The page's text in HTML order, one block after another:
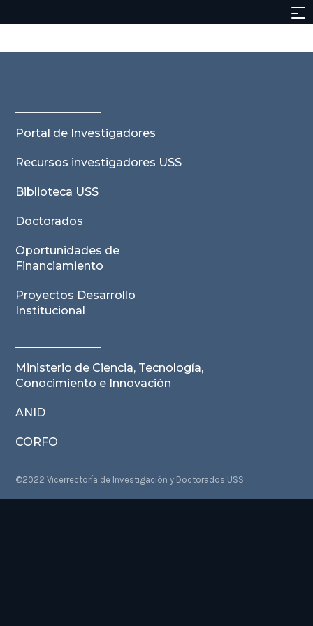
Portal de Investigadores
Recursos investigadores USS
Biblioteca USS
Doctorados
Oportunidades de
Financiamiento
Proyectos Desarrollo
Institucional
Ministerio de Ciencia, Tecnología,
Conocimiento e Innovación
ANID
CORFO
©2022 Vicerrectoría de Investigación y Doctorados USS